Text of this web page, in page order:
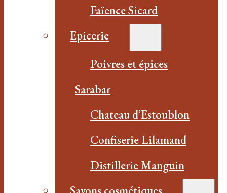
Faïence Sicard
Epicerie
Poivres et épices
Sarabar
Chateau d’Estoublon
Confiserie Lilamand
Distillerie Manguin